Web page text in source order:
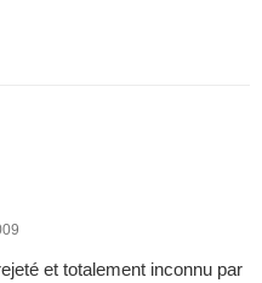
et totalement inconnu par